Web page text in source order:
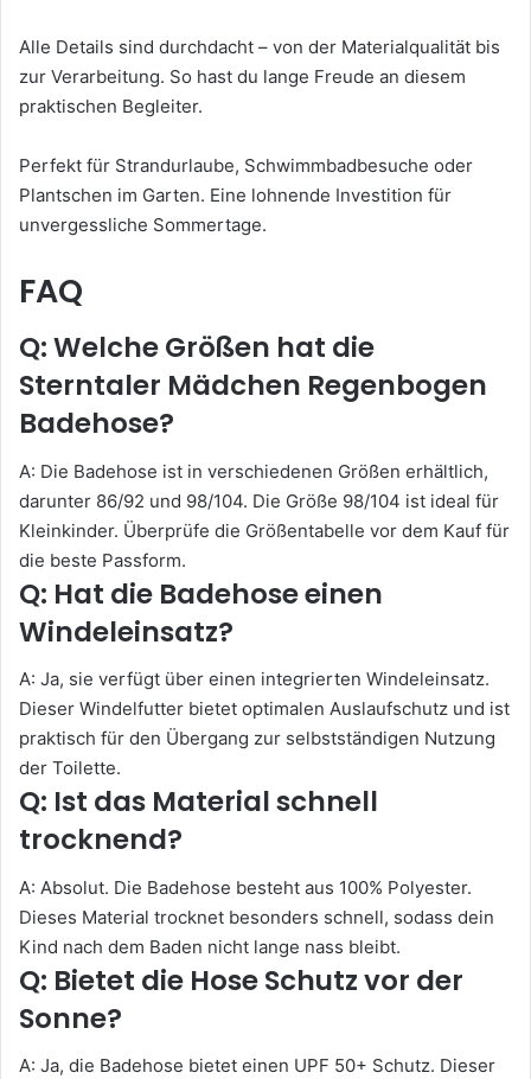
Alle Details sind durchdacht – von der Materialqualität bis
zur Verarbeitung. So hast du lange Freude an diesem
praktischen Begleiter.
Perfekt für Strandurlaube, Schwimmbadbesuche oder
Plantschen im Garten. Eine lohnende Investition für
unvergessliche Sommertage.
FAQ
Q: Welche Größen hat die
Sterntaler Mädchen Regenbogen
Badehose?
A: Die Badehose ist in verschiedenen Größen erhältlich,
darunter 86/92 und 98/104. Die Größe 98/104 ist ideal für
Kleinkinder. Überprüfe die Größentabelle vor dem Kauf für
die beste Passform.
Q: Hat die Badehose einen
Windeleinsatz?
A: Ja, sie verfügt über einen integrierten Windeleinsatz.
Dieser Windelfutter bietet optimalen Auslaufschutz und ist
praktisch für den Übergang zur selbstständigen Nutzung
der Toilette.
Q: Ist das Material schnell
trocknend?
A: Absolut. Die Badehose besteht aus 100% Polyester.
Dieses Material trocknet besonders schnell, sodass dein
Kind nach dem Baden nicht lange nass bleibt.
Q: Bietet die Hose Schutz vor der
Sonne?
A: Ja, die Badehose bietet einen UPF 50+ Schutz. Dieser